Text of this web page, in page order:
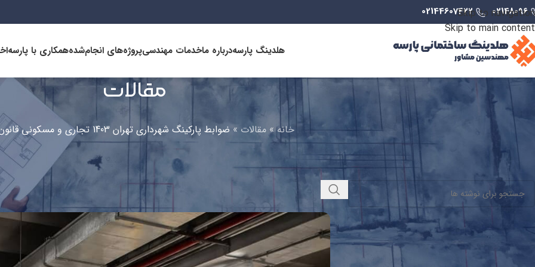
Skip to navigation
Skip to main content
02148096
02144607422
هلدینگ پارسهدرباره ماخدمات مهندسیپروژه‌های انجام‌شدههمکاری با پارسه
مقالات
خانه» مقالات » ضوابط پارکینگ شهرداری تهران 1403 تجاری و مسکونی قانون تامین
جستجو
جدیدترین مقالات
مقالات
ضوابط پارکینگ شهرداری تهران 1403 تجاری و مسکونی قانون تامین
ارسال توسط هلدینگ پارسه در 26 بهمن 1404